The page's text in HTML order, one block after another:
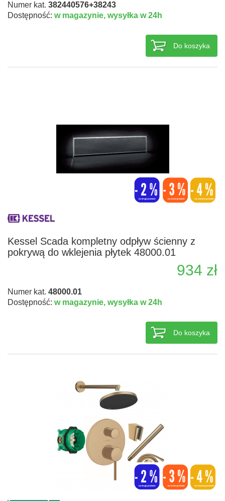
Numer kat. 382440576+38243
Dostępność: w magazynie, wysyłka w 24h
Do koszyka
Kessel Scada kompletny odpływ ścienny z
pokrywą do wklejenia płytek 48000.01
934 zł
Numer kat. 48000.01
Dostępność: w magazynie, wysyłka w 24h
Do koszyka